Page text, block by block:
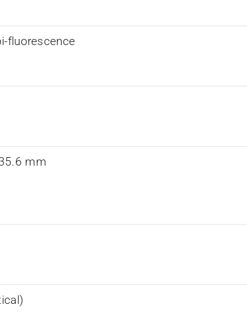
fluorescence
mm